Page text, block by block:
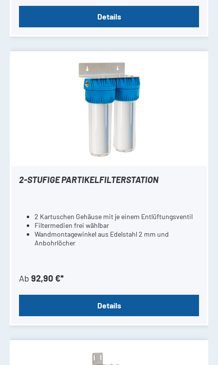
Details
2-STUFIGE PARTIKELFILTERSTATION
2 Kartuschen Gehäuse mit je einem Entlüftungsventil
Filtermedien frei wählbar
Wandmontagewinkel aus Edelstahl 2 mm und
Anbohrlöcher
Ab 92,90 €*
Details